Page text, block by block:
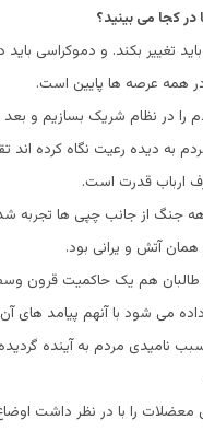
کجا می بینید؟
تغییر بکند. و دموکراسی
در همه عرصه ها پایین است.
را در نظام شریک بسازیم و بعد
به دیده رعیت نگاه کرده اند
ارباب قدرت است.
از جانب چپی ها تجربه
آتش و یرانی بود.
طالبان هم یک حاکمیت قرون
می شود با آنهم پیامد های
نامیدی مردم به آینده
معضلات را با در نظر داشت